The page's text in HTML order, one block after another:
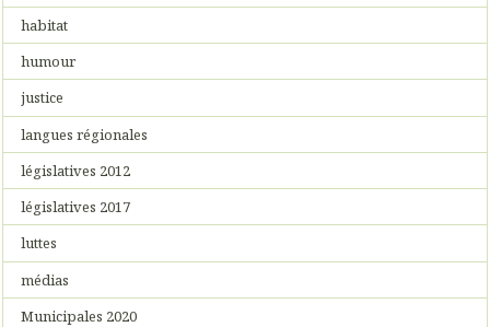
habitat
humour
justice
langues régionales
législatives 2012
législatives 2017
luttes
médias
Municipales 2020